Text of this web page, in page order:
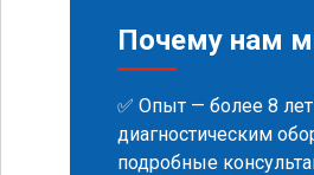
Почему нам
✅ Опыт — более 8
диагностическим
подробные